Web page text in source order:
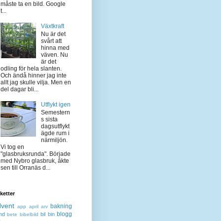
måste ta en bild. Google
t...
Växtkraft
Nu är det
svårt att
hinna med
väven. Nu
är det
odling för hela slanten.
Och ändå hinner jag inte
allt jag skulle vilja. Men en
del dagar bli...
Utflykt igen
Semestern
s sista
dagsutflykt
ägde rum i
närmiljön.
Vi tog en
"glasbruksrunda". Började
med Nybro glasbruk, åkte
sen till Orranäs d...
app april arv bakning
bete bibelbild bil bin blogg